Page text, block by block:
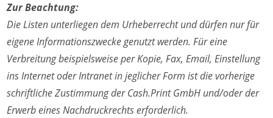
Zur Beachtung:
Die Listen unterliegen dem Urheberrecht und dürfen nur für
eigene Informationszwecke genutzt werden. Für eine
Verbreitung beispielsweise per Kopie, Fax, Email, Einstellung
ins Internet oder Intranet in jeglicher Form ist die vorherige
schriftliche Zustimmung der Cash.Print GmbH und/oder der
Erwerb eines Nachdruckrechts erforderlich.